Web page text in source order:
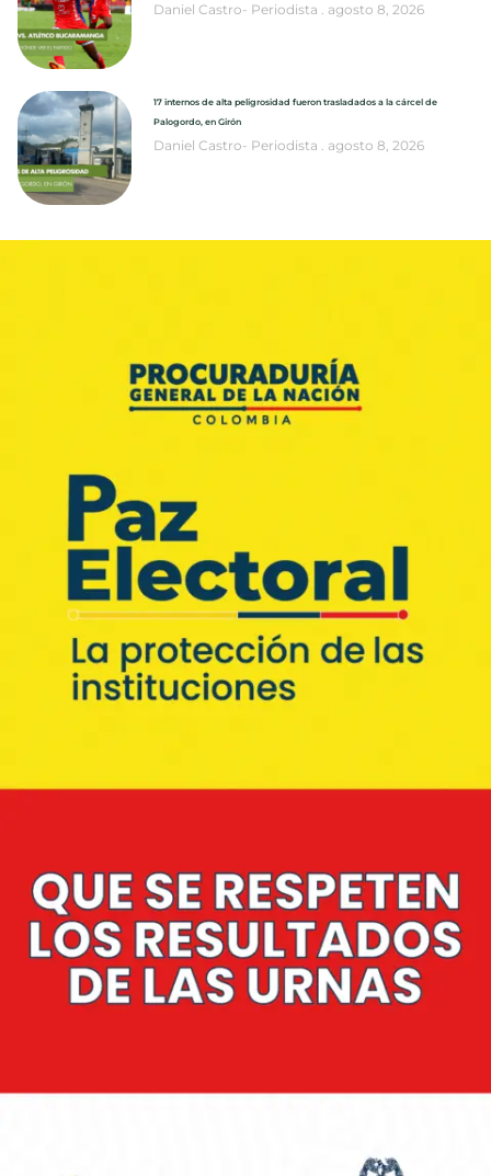
Daniel Castro- Periodista agosto 8, 2026
17 internos de alta peligrosidad fueron trasladados a la cárcel de
Palogordo, en Girón
Daniel Castro- Periodista agosto 8, 2026